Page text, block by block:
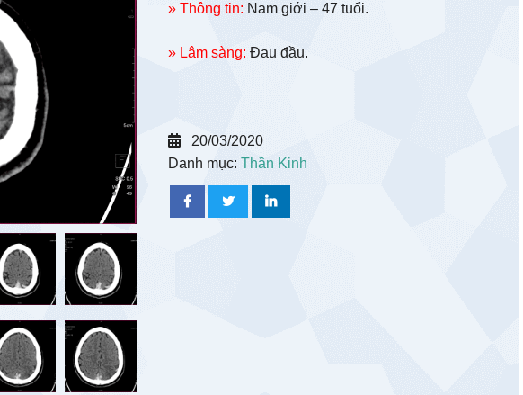
» Thông tin: Nam giới – 47 tuổi.
» Lâm sàng: Đau đầu.
20/03/2020
Danh mục: Thần Kinh